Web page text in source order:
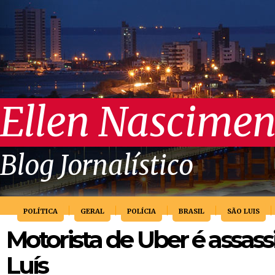
Ellen
Blog Jornalístico
POLÍTICA GERAL POLÍCIA BRASIL SÃO LUIS
Motorista de Uber é
Luís